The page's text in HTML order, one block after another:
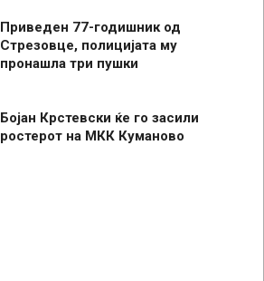
Приведен 77-годишник од
Стрезовце, полицијата му
пронашла три пушки
Бојан Крстевски ќе го засили
ростерот на МКК Куманово